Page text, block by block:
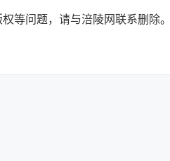
等问题，请与涪陵网联系删除。